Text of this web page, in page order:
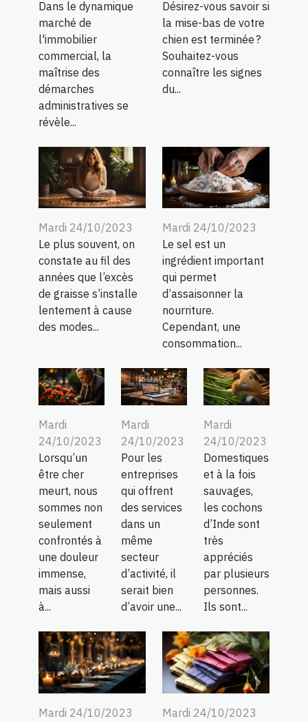
Dans le dynamique
marché de
l'immobilier
commercial, la
maîtrise des
démarches
administratives se
révèle...
Désirez-vous savoir si
la mise-bas de votre
chien est terminée ?
Souhaitez-vous
connaître les signes
du...
Mardi 24/10/2023
Le plus souvent, on
constate au fil des
années que l’excès
de graisse s’installe
lentement à cause
des modes...
Mardi 24/10/2023
Le sel est un
ingrédient important
qui permet
d’assaisonner la
nourriture.
Cependant, une
consommation...
Mardi
24/10/2023
Lorsqu’un
être cher
meurt, nous
sommes non
seulement
confrontés à
une douleur
immense,
mais aussi
à...
Mardi
24/10/2023
Pour les
entreprises
qui offrent
des services
dans un
même
secteur
d’activité, il
serait bien
d’avoir une...
Mardi
24/10/2023
Domestiques
et à la fois
sauvages,
les cochons
d’Inde sont
très
appréciés
par plusieurs
personnes.
Ils sont...
Mardi 24/10/2023
Mardi 24/10/2023